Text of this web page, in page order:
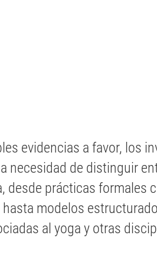
evidencias a favor, los
necesidad de distinguir
desde prácticas formales
modelos
al yoga y otras